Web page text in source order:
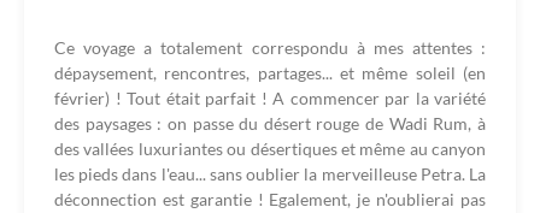
Ce voyage a totalement correspondu à mes attentes :
dépaysement, rencontres, partages... et même soleil (en
février) ! Tout était parfait ! A commencer par la variété
des paysages : on passe du désert rouge de Wadi Rum, à
des vallées luxuriantes ou désertiques et même au canyon
les pieds dans l'eau... sans oublier la merveilleuse Petra. La
déconnection est garantie ! Egalement, je n'oublierai pas